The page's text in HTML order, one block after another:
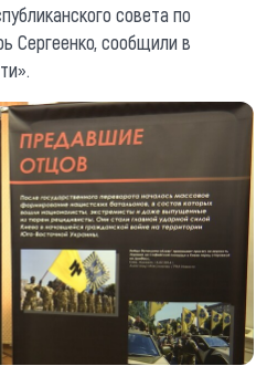
совета по
Сергеенко, сообщили в